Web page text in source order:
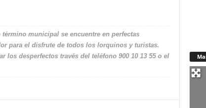
municipal se encuentre en perfectas
para el disfrute de todos los lorquinos y turistas.
los desperfectos través del teléfono 900 10 13 55 o el